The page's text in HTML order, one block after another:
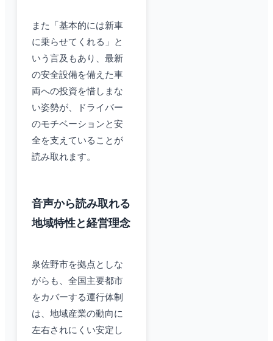
また「基本的には新車
に乗らせてくれる」と
いう言及もあり、最新
の安全設備を備えた車
両への投資を惜しまな
い姿勢が、ドライバー
のモチベーションと安
全を支えていることが
読み取れます。
音声から読み取れる
地域特性と経営理念
泉佐野市を拠点としな
がらも、全国主要都市
をカバーする運行体制
は、地域産業の動向に
左右されにくい安定し